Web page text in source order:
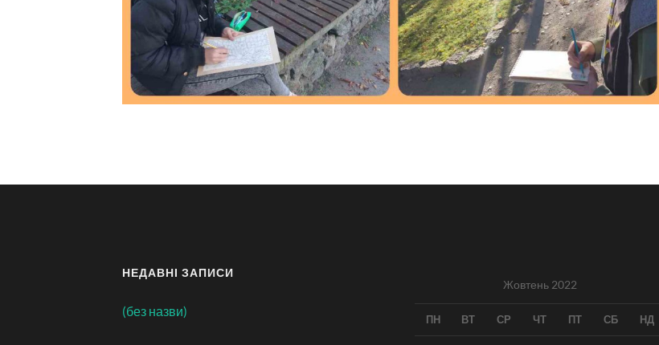
НЕДАВНІ ЗАПИСИ
(без назви)
Жовтень 2022
ПН ВТ СР ЧТ ПТ СБ НД